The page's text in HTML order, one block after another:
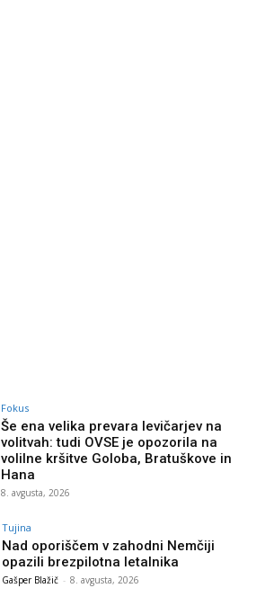
Fokus
Še ena velika prevara levičarjev na
volitvah: tudi OVSE je opozorila na
volilne kršitve Goloba, Bratuškove in
Hana
8. avgusta, 2026
Tujina
Nad oporiščem v zahodni Nemčiji
opazili brezpilotna letalnika
Gašper Blažič - 8. avgusta, 2026